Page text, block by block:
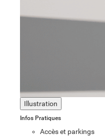
Illustration
Infos Pratiques
Accès et parkings